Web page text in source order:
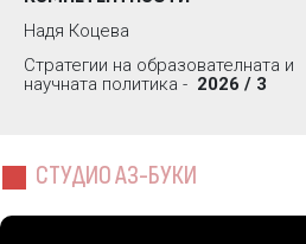
Надя Коцева
Стратегии на образователната и
научната политика - 2026 / 3
СТУДИО АЗ-БУКИ